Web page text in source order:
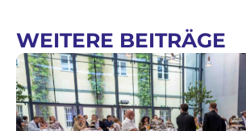
WEITERE BEITRÄGE